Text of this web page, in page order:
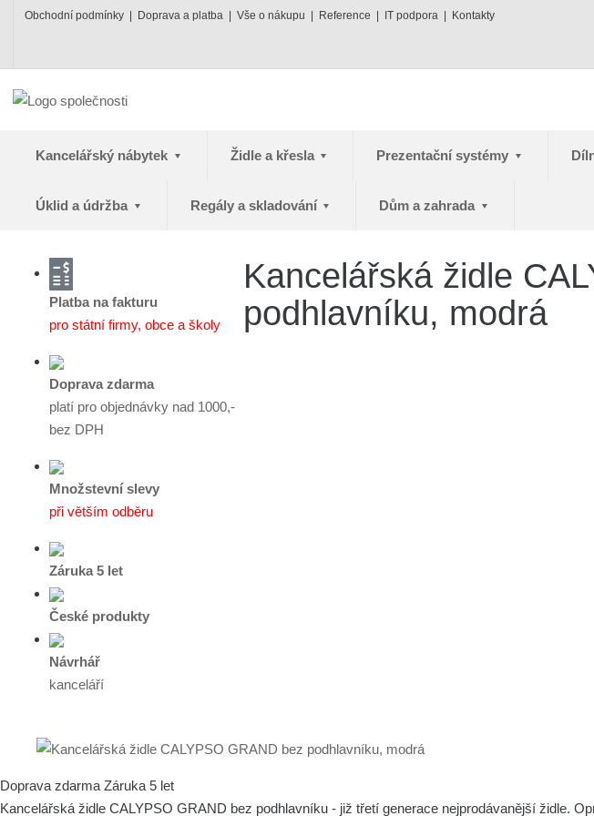
Obchodní podmínky Doprava a platba Vše o nákupu Reference IT podpora Kontakty
Kancelářský nábytek Židle a křesla Prezentační systémy
Úklid a údržba Regály a skladování Dům a zahrada
Platba na fakturu
pro státní firmy, obce a školy
Doprava zdarma
platí pro objednávky nad 1000,-
bez DPH
Množstevní slevy
při větším odběru
Záruka 5 let
České produkty
Návrhář
kanceláří
Kancelářská židle
podhlavníku, modrá
Doprava zdarma Záruka 5 let
Kancelářská židle CALYPSO GRAND bez podhlavníku - již třetí generace nejprodávanější židle.